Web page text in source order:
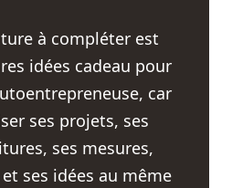
à compléter est
idées cadeau pour
car
ses projets, ses
ses mesures,
ses idées au même